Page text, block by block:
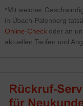
*Mit welcher
in Übach-Palenberg
Online-Check oder an
aktuellen Tarifen und